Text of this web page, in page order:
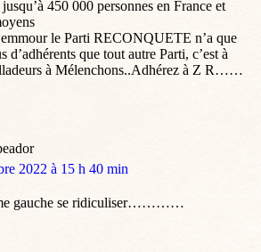
450 000 personnes en France et
le Parti RECONQUETE n’a que
d’adhérents que tout autre Parti, c’est à
à Mélenchons..Adhérez à Z R……
2022 à 15 h 40 min
gauche se ridiculiser…………